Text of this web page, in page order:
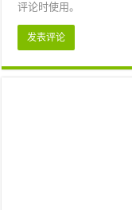
评论时使用。